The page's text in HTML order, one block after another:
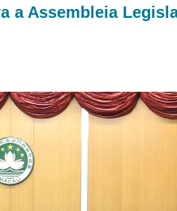
a Assembleia